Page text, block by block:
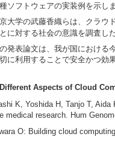
ソフトウェアの実装例を示しま
大学の武藤香織らは、クラウ
に対する社会の意識を調査し
発表論文は、我が国における
に利用することで安全かつ効
Aspects of Cloud
K, Yoshida H, Tanjo T,
medical research. Hum
O: Building cloud